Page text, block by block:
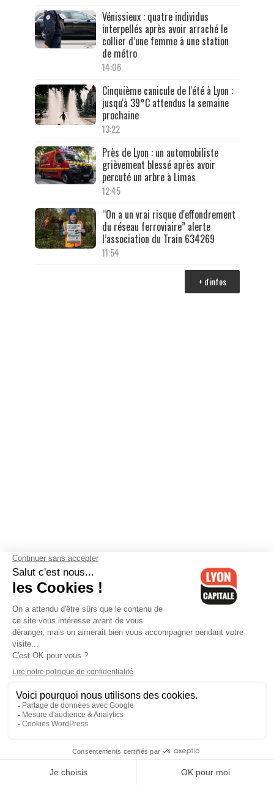
Vénissieux : quatre individus
interpellés après avoir arraché le
collier d’une femme à une station
de métro
14:06
Cinquième canicule de l'été à Lyon :
jusqu'à 39°C attendus la semaine
prochaine
13:22
Près de Lyon : un automobiliste
grièvement blessé après avoir
percuté un arbre à Limas
12:45
“On a un vrai risque d'effondrement
du réseau ferroviaire” alerte
l’association du Train 634269
11:54
+ d'infos
Contactez-nous-Mentions légales
confidentialité-Gestion des cookies
Lyon Capitale - 51 avenue Maréchal Foch - CS 40091 - 69456 Lyon